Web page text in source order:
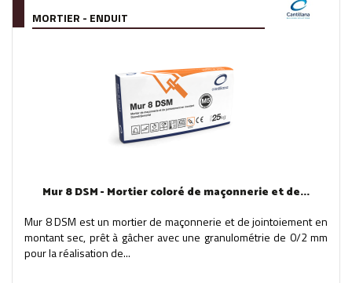
MORTIER - ENDUIT
Mur 8 DSM - Mortier coloré de maçonnerie et de...
Mur 8 DSM est un mortier de maçonnerie et de jointoiement en
montant sec, prêt à gâcher avec une granulométrie de 0/2 mm
pour la réalisation de...